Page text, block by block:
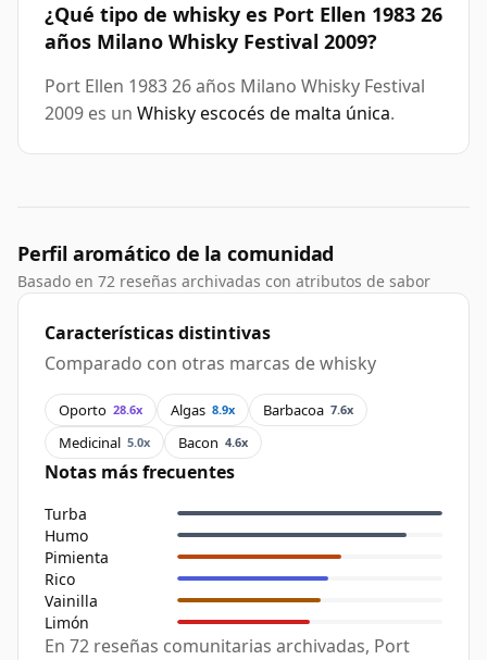
¿Qué tipo de whisky es Port Ellen 1983 26
años Milano Whisky Festival 2009?
Port Ellen 1983 26 años Milano Whisky Festival
2009 es un Whisky escocés de malta única.
Perfil aromático de la comunidad
Basado en 72 reseñas archivadas con atributos de sabor
Características distintivas
Comparado con otras marcas de whisky
Oporto 28.6x Algas 8.9x Barbacoa 7.6x
Medicinal 5.0x Bacon 4.6x
Notas más frecuentes
Turba
Humo
Pimienta
Rico
Vainilla
Limón
En 72 reseñas comunitarias archivadas, Port